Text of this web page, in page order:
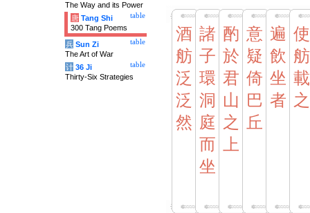
酒
舫
泛
泛
然
諸
子
環
洞
庭
而
坐
酌
於
君
山
之
上
意
疑
倚
巴
丘
遍
飲
坐
者
使
舫
載
之
The Way and its Power
table
唐 Tang Shi
300 Tang Poems
table
兵 Sun Zi
The Art of War
table
计 36 Ji
Thirty-Six Strategies